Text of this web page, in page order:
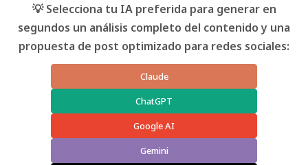
💡 Selecciona tu IA preferida para generar en
segundos un análisis completo del contenido y una
propuesta de post optimizado para redes sociales:
Claude
ChatGPT
Google AI
Gemini